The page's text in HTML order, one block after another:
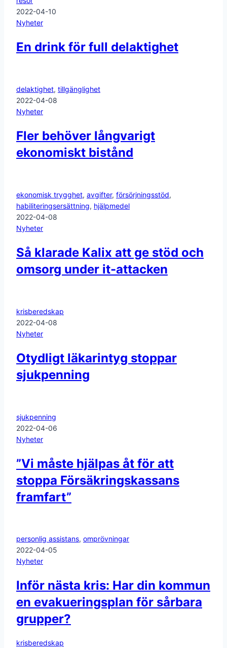
2022-04-10
Nyheter
En drink för full delaktighet
delaktighet, tillgänglighet
2022-04-08
Nyheter
Fler behöver långvarigt
ekonomiskt bistånd
ekonomisk trygghet, avgifter, försörjningsstöd,
habiliteringsersättning, hjälpmedel
2022-04-08
Nyheter
Så klarade Kalix att ge stöd och
omsorg under it-attacken
krisberedskap
2022-04-08
Nyheter
Otydligt läkarintyg stoppar
sjukpenning
sjukpenning
2022-04-06
Nyheter
”Vi måste hjälpas åt för att
stoppa Försäkringskassans
framfart”
personlig assistans, omprövningar
2022-04-05
Nyheter
Inför nästa kris: Har din kommun
en evakueringsplan för sårbara
grupper?
krisberedskap